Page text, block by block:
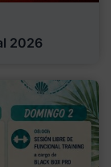
2026